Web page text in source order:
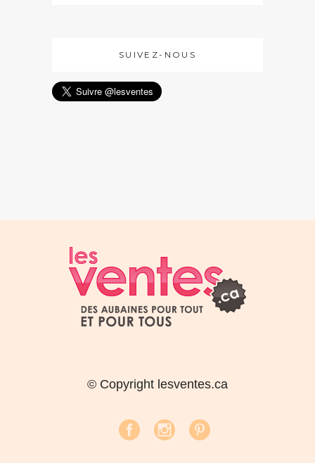
SUIVEZ-NOUS
© Copyright lesventes.ca